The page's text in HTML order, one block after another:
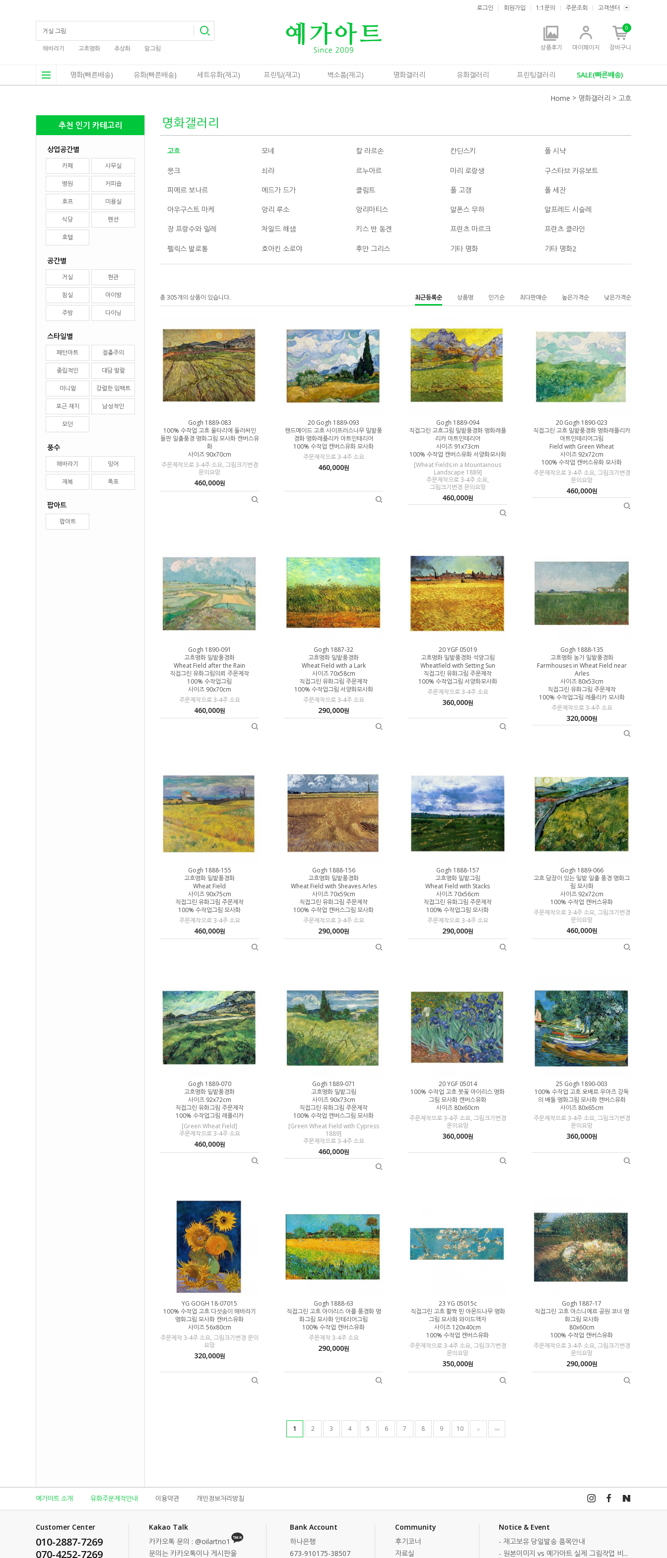
해바라기 고흐명화 추상화 말그림
로그인 회원가입 1:1문의 주문조회 고객센터
상품후기 마이페이지 장바구니
0
명화(빠른배송) 유화(빠른배송) 세트유화(재고) 프린팅(재고) 벽소품(재고) 명화갤러리 유화갤러리 프린팅갤러리 SALE(빠른배송)
추천 인기 카테고리
상업공간별
카페 사무실
병원 커피숍
호프 미용실
식당 펜션
호텔
공간별
거실 현관
침실 아이방
주방 다이닝
스타일별
패턴아트 절충주의
중립적인 대담 발랄
미니멀 강렬한 임팩트
포근 재치 남성적인
모던
풍수
해바라기 잉어
재복 폭포
팝아트
팝아트
Home > 명화갤러리 > 고흐
명화갤러리
고흐 모네 칼 라르손 칸딘스키 폴 시냑
뭉크 쇠라 르누아르 마리 로랑생 구스타브 카유보트
피에르 보나르 에드가 드가 클림트 폴 고갱 폴 세잔
아우구스트 마케 앙리 루소 앙리마티스 알폰스 무하 알프레드 시슬레
장 프랑수와 밀레 차일드 해샘 키스 반 동겐 프란츠 마르크 프란츠 클라인
펠릭스 발로통 호아킨 소로야 후안 그리스 기타 명화 기타 명화2
총 305개의 상품이 있습니다. 최근등록순 상품명 인기순 최다판매순 높은가격순 낮은가격순
Gogh 1889-083
100% 수작업 고흐 울타리에 둘러싸인
들판 일출풍경 명화그림 모사화 캔버스유
화
사이즈 90x70cm
주문제작으로 3-4주 소요, 그림크기변경
문의요망
460,000원
20 Gogh 1889-093
핸드메이드 고흐 사이프러스나무 밀밭풍
경화 명화레플리카 아트인테리어
100% 수작업 캔버스유화 모사화
주문제작으로 3-4주 소요
460,000원
Gogh 1889-094
직접그린 고흐그림 밀밭풍경화 명화레플
리카 아트인테리어
사이즈 91x73cm
100% 수작업 캔버스유화 서양화모사화
[Wheat Fields in a Mountainous
Landscape 1889]
주문제작으로 3-4주 소요,
그림크기변경 문의요망
460,000원
20 Gogh 1890-023
직접그린 고흐 밀밭풍경화 명화레플리카
아트인테리어그림
Field with Green Wheat
사이즈 92x72cm
100% 수작업 캔버스유화 모사화
주문제작으로 3-4주 소요, 그림크기변경
문의요망
460,000원
Gogh 1890-091
고흐명화 밀밭풍경화
Wheat Field after the Rain
직접그린 유화그림의뢰 주문제작
100% 수작업그림
사이즈 90x70cm
주문제작으로 3-4주 소요
460,000원
Gogh 1887-32
고흐명화 밀밭풍경화
Wheat Field with a Lark
사이즈 70x58cm
직접그린 유화그림 주문제작
100% 수작업그림 서양화모사화
주문제작으로 3-4주 소요
290,000원
20 YGF 05019
고흐명화 밀밭풍경화 석양그림
Wheatfield with Setting Sun
직접그린 유화그림 주문제작
100% 수작업그림 서양화모사화
주문제작으로 3-4주 소요
360,000원
Gogh 1888-135
고흐명화 농가 밀밭풍경화
Farmhouses in Wheat Field near
Arles
사이즈 80x53cm
직접그린 유화그림 주문제작
100% 수작업그림 레플리카 모사화
주문제작으로 3-4주 소요
320,000원
Gogh 1888-155
고흐명화 밀밭풍경화
Wheat Field
사이즈 90x75cm
직접그린 유화그림 주문제작
100% 수작업그림 모사화
주문제작으로 3-4주 소요
460,000원
Gogh 1888-156
고흐명화 밀밭풍경화
Wheat Field with Sheaves Arles
사이즈 70x59cm
직접그린 유화그림 주문제작
100% 수작업 캔버스그림 모사화
주문제작으로 3-4주 소요
290,000원
Gogh 1888-157
고흐명화 밀밭그림
Wheat Field with Stacks
사이즈 70x56cm
직접그린 유화그림 주문제작
100% 수작업그림 모사화
주문제작으로 3-4주 소요
290,000원
Gogh 1889-066
고흐 담장이 있는 밀밭 일출 풍경 명화그
림 모사화
사이즈 92x72cm
100% 수작업 캔버스유화
주문제작으로 3-4주 소요, 그림크기변경
문의요망
460,000원
Gogh 1889-070
고흐명화 밀밭풍경화
사이즈 92x72cm
직접그린 유화그림 주문제작
100% 수작업그림 레플리카
[Green Wheat Field]
주문제작으로 3-4주 소요
460,000원
Gogh 1889-071
고흐명화 밀밭그림
사이즈 90x73cm
직접그린 유화그림 주문제작
100% 수작업 캔버스그림 모사화
[Green Wheat Field with Cypress
1889]
주문제작으로 3-4주 소요
460,000원
20 YGF 05014
100% 수작업 고흐 붓꽃 아이리스 명화
그림 모사화 캔버스유화
사이즈 80x60cm
주문제작으로 3-4주 소요, 그림크기변경
문의요망
360,000원
25 Gogh 1890-003
100% 수작업 고흐 오베르 우아즈 강둑
의 배들 명화그림 모사화 캔버스유화
사이즈 80x65cm
주문제작으로 3-4주 소요, 그림크기변경
문의요망
360,000원
YG GOGH 18-07015
100% 수작업 고흐 다섯송이 해바라기
명화그림 모사화 캔버스유화
사이즈 56x80cm
주문제작 3-4주 소요, 그림크기변경 문의
요망
320,000원
Gogh 1888-63
직접그린 고흐 아이리스 아를 풍경화 명
화그림 모사화 인테리어그림
100% 수작업 캔버스유화
주문제작 3-4주 소요
290,000원
23 YG 05015c
직접그린 고흐 활짝 핀 아몬드나무 명화
그림 모사화 와이드액자
사이즈 120x40cm
100% 수작업 캔버스유화
주문제작으로 3-4주 소요, 그림크기변경
문의요망
350,000원
Gogh 1887-17
직접그린 고흐 아스니에르 공원 코너 명
화그림 모사화
80x60cm
100% 수작업 캔버스유화
주문제작으로 3-4주 소요, 그림크기변경
문의요망
290,000원
1 2 3 4 5 6 7 8 9 10 > >>
예가아트 소개 유화주문제작안내 이용약관 개인정보처리방침
Customer Center
010-2887-7269
070-4252-7269
Kakao Talk
카카오톡 문의 : @oilartno1
문의는 카카오톡이나 게시판을
Bank Account
하나은행
673-910175-38507
Community
후기코너
자료실
Notice & Event
- 재고보유 당일발송 품목안내
- 원본이미지 vs 예가아트 실제 그림작업 비...